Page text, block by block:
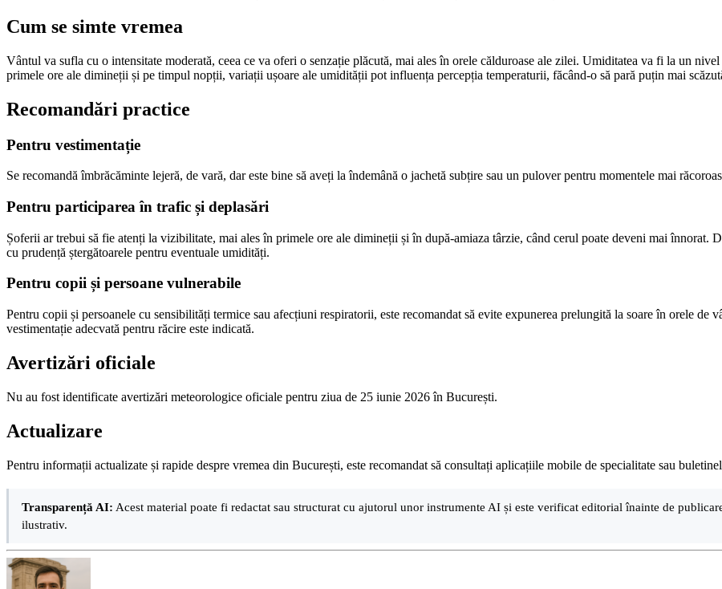
Cum se simte vremea
Vântul va sufla cu o intensitate moderată, ceea ce va oferi o senzație plăcută, mai ales în orele călduroase ale zilei. Umiditatea va fi la un
primele ore ale dimineții și pe timpul nopții, variații ușoare ale umidității pot influența percepția temperaturii, făcând-o să pară puțin mai
Recomandări practice
Pentru vestimentație
Se recomandă îmbrăcăminte lejeră, de vară, dar este bine să aveți la îndemână o jachetă subțire sau un pulover pentru momentele mai
Pentru participarea în trafic și deplasări
Șoferii ar trebui să fie atenți la vizibilitate, mai ales în primele ore ale dimineții și în după-amiaza târzie, când cerul poate deveni mai înnorat.
cu prudență ștergătoarele pentru eventuale umidități.
Pentru copii și persoane vulnerabile
Pentru copii și persoanele cu sensibilități termice sau afecțiuni respiratorii, este recomandat să evite expunerea prelungită la soare în orele de
vestimentație adecvată pentru răcire este indicată.
Avertizări oficiale
Nu au fost identificate avertizări meteorologice oficiale pentru ziua de 25 iunie 2026 în București.
Actualizare
Pentru informații actualizate și rapide despre vremea din București, este recomandat să consultați aplicațiile mobile de specialitate sau
Transparență AI: Acest material poate fi redactat sau structurat cu ajutorul unor instrumente AI și este verificat editorial înainte de
ilustrativ.